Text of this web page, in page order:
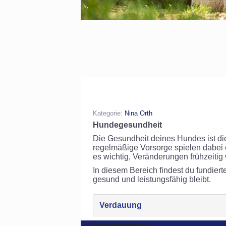
Kategorie: Nina Orth
Hundegesundheit
Die Gesundheit deines Hundes ist
regelmäßige Vorsorge spielen
es wichtig, Veränderungen
In diesem Bereich findest du
gesund und leistungsfähig bleibt.
Verdauung